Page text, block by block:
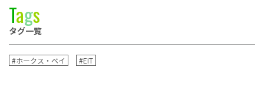
Tags
タグ一覧
#ホークス・ベイ #EIT